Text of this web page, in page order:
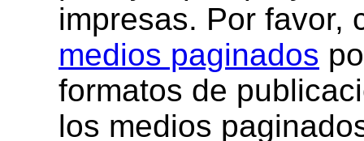
impresas. Por favor,
medios paginados
formatos de
los medios